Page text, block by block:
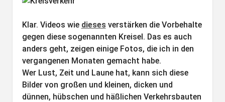
Klar. Videos wie diesesverstärken die Vorbehalte
gegen diese sogenannten Kreisel. Das es auch
anders geht, zeigen einige Fotos, die ich in den
vergangenen Monaten gemacht habe.
Wer Lust, Zeit und Laune hat, kann sich diese
Bilder von großen und kleinen, dicken und
dünnen, hübschen und häßlichen Verkehrsbauten